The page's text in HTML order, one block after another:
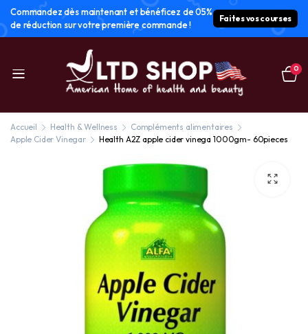
Commandez dès maintenant et bénéficez de 05%
de réduction sur votre première commande !
Faites vos courses
0
Accueil Health & Wellness
Compléments alimentaires
Apple Cider Vinegar
Health A2Z apple cider vinega 1000gm- 60pieces